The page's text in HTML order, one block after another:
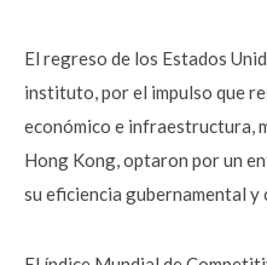
El regreso de los Estados
instituto, por el impulso que
económico e infraestructura,
Hong Kong, optaron por un
su eficiencia gubernamental y